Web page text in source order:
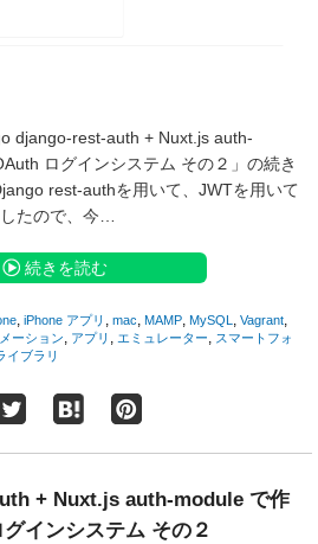
django-rest-auth + Nuxt.js auth-
ログインシステム その２」の続き
rest-authを用いて、JWTを用いて
たので、今…
続きを読む
, iPhone アプリ , mac, MAMP, MySQL , Vagrant,
ーション, アプリ , エミュレーター, スマートフォ
イブラリ
+ Nuxt.js auth-module で作
インシステム その２